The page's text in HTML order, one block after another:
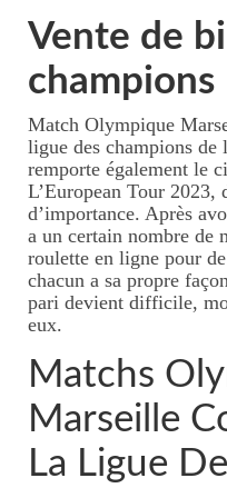
Vente de
champions
Match Olympique
ligue des champions de
remporte également le
L’European Tour 2023,
d’importance. Après
a un certain nombre de
roulette en ligne pour
chacun a sa propre
pari devient difficile,
eux.
Matchs
Marseille
La Ligue